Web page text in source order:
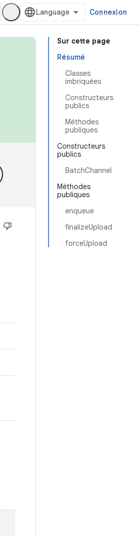
Connexion
Sur cette page
Résumé
Classes
imbriquées
Constructeurs
publics
Méthodes
publiques
Constructeurs
publics
BatchChannel
Méthodes
publiques
enqueue
finalizeUpload
forceUpload